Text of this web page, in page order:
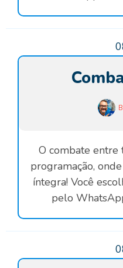
O combate entre
programação,
íntegra! Você
pelo